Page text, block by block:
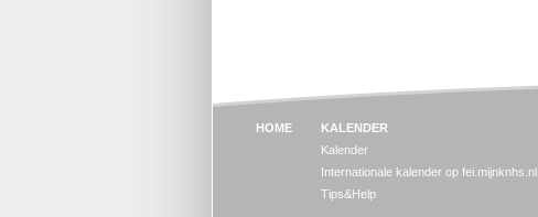
HOME
KALENDER
Kalender
Internationale kalender op fei.mijnknhs.nl
Tips&Help